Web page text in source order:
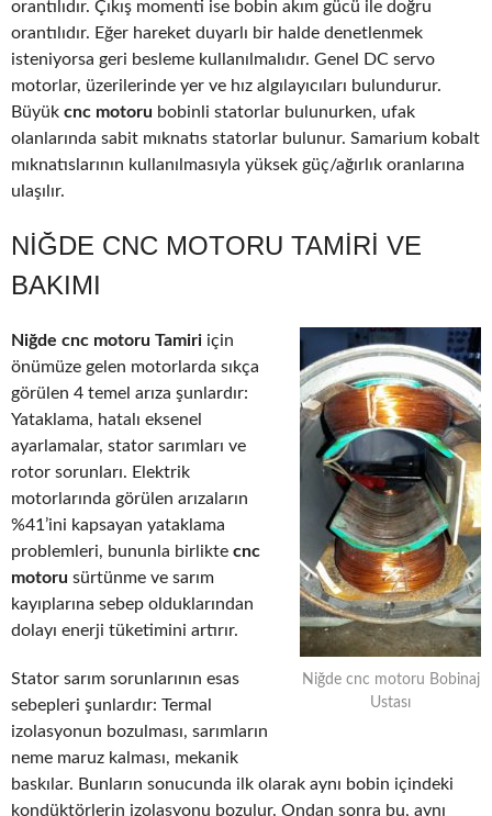
orantılıdır. Çıkış momenti ise bobin akım gücü ile doğru
orantılıdır. Eğer hareket duyarlı bir halde denetlenmek
isteniyorsa geri besleme kullanılmalıdır. Genel DC servo
motorlar, üzerilerinde yer ve hız algılayıcıları bulundurur.
Büyük cnc motoru bobinli statorlar bulunurken, ufak
olanlarında sabit mıknatıs statorlar bulunur. Samarium kobalt
mıknatıslarının kullanılmasıyla yüksek güç/ağırlık oranlarına
ulaşılır.
NIĞDE CNC MOTORU TAMIRI VE
BAKIMI
Niğde cnc motoru Bobinaj
Ustası
Niğde cnc motoru Tamiri için
önümüze gelen motorlarda sıkça
görülen 4 temel arıza şunlardır:
Yataklama, hatalı eksenel
ayarlamalar, stator sarımları ve
rotor sorunları. Elektrik
motorlarında görülen arızaların
%41’ini kapsayan yataklama
problemleri, bununla birlikte cnc
motoru sürtünme ve sarım
kayıplarına sebep olduklarından
dolayı enerji tüketimini artırır.
Stator sarım sorunlarının esas
sebepleri şunlardır: Termal
izolasyonun bozulması, sarımların
neme maruz kalması, mekanik
baskılar. Bunların sonucunda ilk olarak aynı bobin içindeki
kondüktörlerin izolasyonu bozulur. Ondan sonra bu, aynı